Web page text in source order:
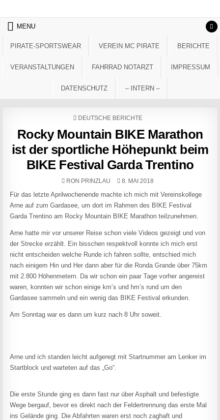
MENU
PIRATE-SPORTSWEAR VEREIN MC PIRATE BERICHTE
VERANSTALTUNGEN FAHRRAD NOTARZT IMPRESSUM
DATENSCHUTZ – INTERN –
POSTED IN
DEUTSCHE BERICHTE
Rocky Mountain BIKE Marathon
ist der sportliche Höhepunkt beim
BIKE Festival Garda Trentino
AUTHOR:
RON PRINZLAU PUBLISHED DATE:
8. MAI 2018
Für das letzte Aprilwochenende machte ich mich mit Vereinskollege
Arne auf zum Gardasee, um dort im Rahmen des BIKE Festival
Garda Trentino am Rocky Mountain BIKE Marathon teilzunehmen.
Arne hatte mir vor unserer Reise schon viele Videos gezeigt und von
der Strecke erzählt. Ein bisschen respektvoll konnte ich mich erst
nicht entscheiden welche Runde ich fahren sollte, entschied mich
nach einigem Hin und Her dann aber für die Ronda Grande über 75km
mit 2.800 Höhenmetern. Da wir schon ein paar Tage vorher angereist
waren, konnten wir schon einige km’s und hm’s rund um den
Gardasee sammeln und ein wenig das BIKE Festival erkunden.
Am Sonntag war es dann um kurz nach 8 Uhr soweit.
Arne und ich standen leicht aufgeregt mit Startnummer am Lenker im
Startblock und warteten auf das „Go“.
Die erste Stunde ging es dann fast nur über Asphalt und befestigte
Wege bergauf, bevor es direkt nach der Feldertrennung das erste Mal
ins Gelände ging. Die Abfahrten waren erst noch zaghaft und